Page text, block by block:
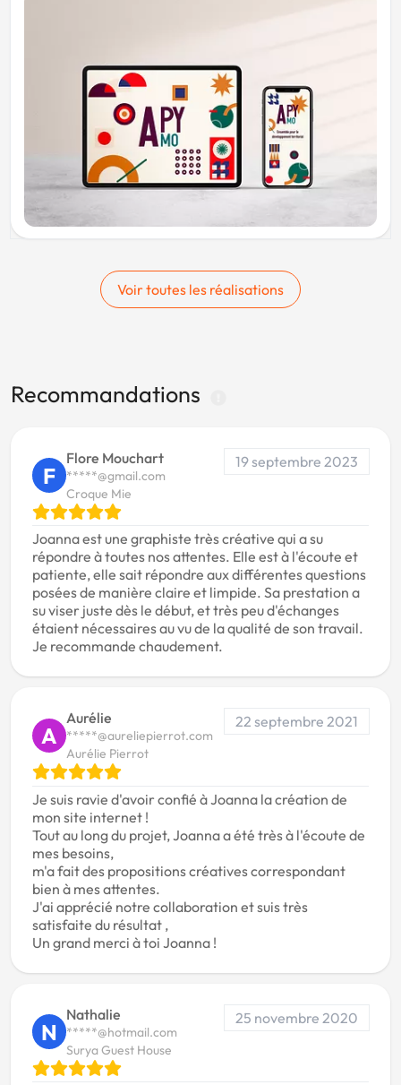
Voir toutes les réalisations
Recommandations
F
Flore Mouchart
*****@gmail.com
Croque Mie
19 septembre 2023
Joanna est une graphiste très créative qui a su
répondre à toutes nos attentes. Elle est à l'écoute et
patiente, elle sait répondre aux différentes questions
posées de manière claire et limpide. Sa prestation a
su viser juste dès le début, et très peu d'échanges
étaient nécessaires au vu de la qualité de son travail.
Je recommande chaudement.
A
Aurélie
*****@aureliepierrot.com
Aurélie Pierrot
22 septembre 2021
Je suis ravie d'avoir confié à Joanna la création de
mon site internet !
Tout au long du projet, Joanna a été très à l'écoute de
mes besoins,
m'a fait des propositions créatives correspondant
bien à mes attentes.
J'ai apprécié notre collaboration et suis très
satisfaite du résultat ,
Un grand merci à toi Joanna !
N
Nathalie
*****@hotmail.com
Surya Guest House
25 novembre 2020